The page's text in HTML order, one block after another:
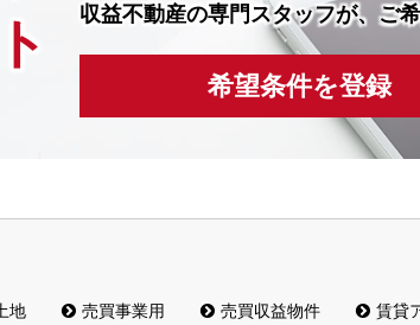
収益不動産の専門スタッフが、ご
希望条件を登録
地 売買事業用 売買収益物件
賃貸